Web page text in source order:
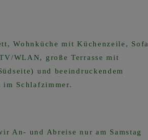
Wohnküche mit Küchenzeile, Sofa
WLAN, große Terrasse mit
und beeindruckendem
im Schlafzimmer.
An- und Abreise nur am Samstag